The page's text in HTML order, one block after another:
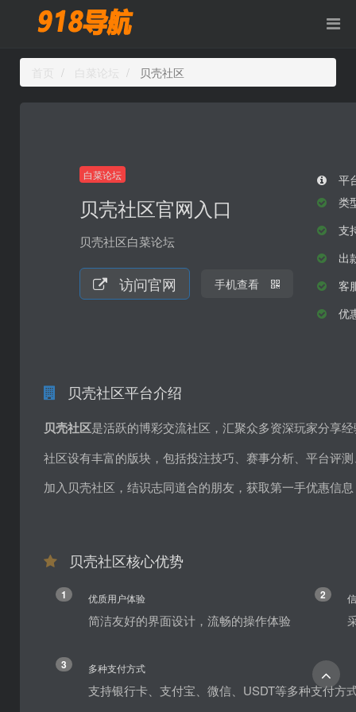
白菜论坛 贝壳社区
白菜论坛
贝壳社区官网入口
贝壳社区白菜论坛
访问官网 手机查看
平
类
支
出
客
优
贝壳社区平台介绍
贝壳社区是活跃的博彩交流社区，汇聚众多资深玩家分享
社区设有丰富的版块，包括投注技巧、赛事分析、平台评
加入贝壳社区，结识志同道合的朋友，获取第一手优惠信
贝壳社区核心优势
1 优质用户体验
简洁友好的界面设计，流畅的操作体验
2
3 多种支付方式
支持银行卡、支付宝、微信、USDT等多种支付方